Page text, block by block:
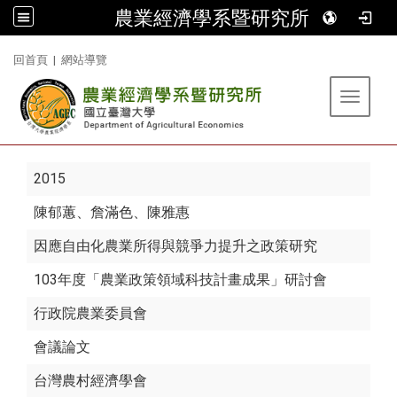
農業經濟學系暨研究所
回首頁 | 網站導覽
Toggle
2015
陳郁蕙、詹滿色、陳雅惠
因應自由化農業所得與競爭力提升之政策研究
103年度「農業政策領域科技計畫成果」研討會
行政院農業委員會
會議論文
台灣農村經濟學會